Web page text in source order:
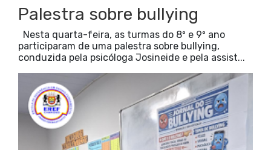
Palestra sobre bullying
Nesta quarta-feira, as turmas do 8º e 9º ano
participaram de uma palestra sobre bullying,
conduzida pela psicóloga Josineide e pela assist...